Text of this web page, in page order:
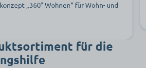
„360° Wohnen“ für Wohn- und
für die